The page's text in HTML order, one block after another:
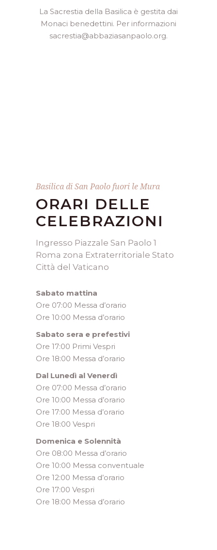
La Sacrestia della Basilica è gestita dai
Monaci benedettini. Per informazioni
sacrestia@abbaziasanpaolo.org.
Basilica di San Paolo fuori le Mura
ORARI DELLE
CELEBRAZIONI
Ingresso Piazzale San Paolo 1
Roma zona Extraterritoriale Stato
Città del Vaticano
Sabato mattina
Ore 07:00 Messa d’orario
Ore 10:00 Messa d’orario
Sabato sera e prefestivi
Ore 17:00 Primi Vespri
Ore 18:00 Messa d’orario
Dal Lunedì al Venerdì
Ore 07:00 Messa d’orario
Ore 10:00 Messa d’orario
Ore 17:00 Messa d’orario
Ore 18:00 Vespri
Domenica e Solennità
Ore 08:00 Messa d’orario
Ore 10:00 Messa conventuale
Ore 12:00 Messa d’orario
Ore 17:00 Vespri
Ore 18:00 Messa d’orario